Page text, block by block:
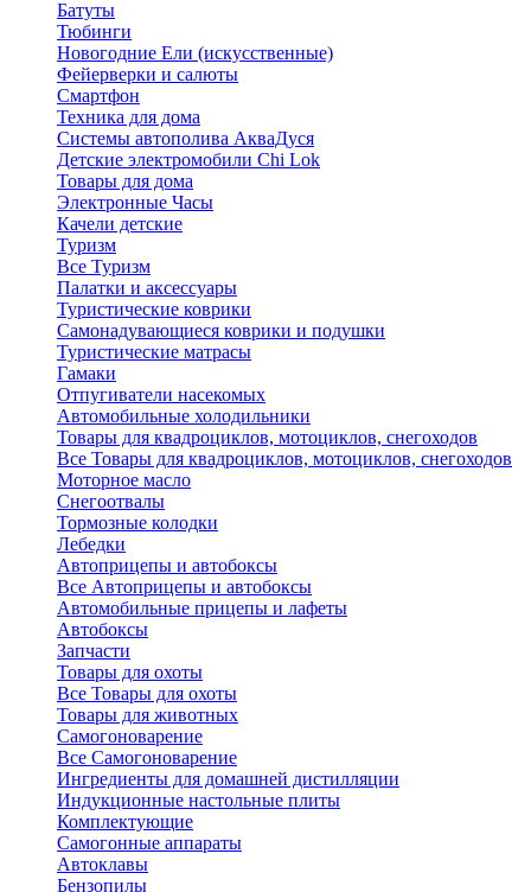
Батуты
Тюбинги
Новогодние Ели (искусственные)
Фейерверки и салюты
Смартфон
Техника для дома
Системы автополива АкваДуся
Детские электромобили Chi Lok
Товары для дома
Электронные Часы
Качели детские
Туризм
Все Туризм
Палатки и аксессуары
Туристические коврики
Самонадувающиеся коврики и подушки
Туристические матрасы
Гамаки
Отпугиватели насекомых
Автомобильные холодильники
Товары для квадроциклов, мотоциклов, снегоходов
Все Товары для квадроциклов, мотоциклов, снегоходов
Моторное масло
Снегоотвалы
Тормозные колодки
Лебедки
Автоприцепы и автобоксы
Все Автоприцепы и автобоксы
Автомобильные прицепы и лафеты
Автобоксы
Запчасти
Товары для охоты
Все Товары для охоты
Товары для животных
Самогоноварение
Все Самогоноварение
Ингредиенты для домашней дистилляции
Индукционные настольные плиты
Комплектующие
Самогонные аппараты
Автоклавы
Бензопилы